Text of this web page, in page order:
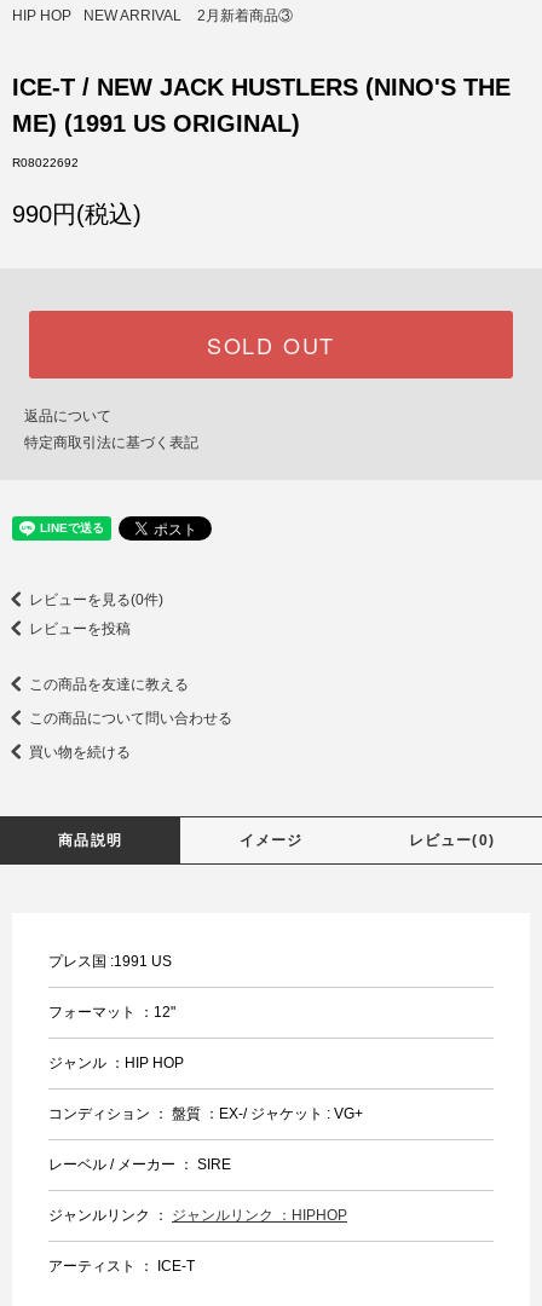
HIP HOP NEW ARRIVAL 2月新着商品③
ICE-T / NEW JACK HUSTLERS (NINO'S THE
ME) (1991 US ORIGINAL)
R08022692
990円(税込)
SOLD OUT
返品について
特定商取引法に基づく表記
レビューを見る(0件)
レビューを投稿
この商品を友達に教える
この商品について問い合わせる
買い物を続ける
商品説明 イメージ レビュー(0)
プレス国 :1991 US
フォーマット ：12"
ジャンル ：HIP HOP
コンディション ： 盤質 ：EX-/ ジャケット : VG+
レーベル / メーカー ： SIRE
ジャンルリンク ： ジャンルリンク ：HIPHOP
アーティスト ： ICE-T